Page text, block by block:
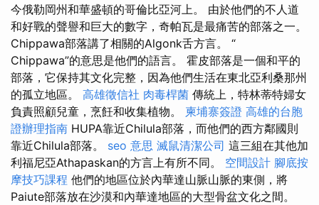
今俄勒岡州和華盛頓的哥倫比亞河上。 由於他們的不人道
和好戰的聲譽和巨大的數字，奇帕瓦是最痛苦的部落之一。
Chippawa部落講了相關的Algonk舌方言。 “
Chippawa”的意思是他們的語言。 霍皮部落是一個和平的
部落，它保持其文化完整，因為他們生活在東北亞利桑那州
的孤立地區。 高雄徵信社 肉毒桿菌 傳統上，特林蒂特婦女
負責照顧兒童，烹飪和收集植物。 柬埔寨簽證 高雄的台胞
證辦理指南 HUPA靠近Chilula部落，而他們的西方鄰國則
靠近Chilula部落。 seo 意思 滅鼠清潔公司 這三組在其他加
利福尼亞Athapaskan的方言上有所不同。 空間設計 腳底按
摩技巧課程 他們的地區位於內華達山脈山脈的東側，將
Paiute部落放在沙漠和內華達地區的大型骨盆文化之間。